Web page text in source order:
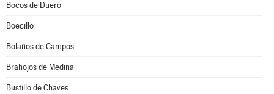
Bocos de Duero
Boecillo
Bolaños de Campos
Brahojos de Medina
Bustillo de Chaves